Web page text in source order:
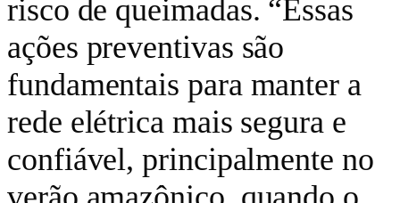
risco de queimadas. “Essas
ações preventivas são
fundamentais para manter a
rede elétrica mais segura e
confiável, principalmente no